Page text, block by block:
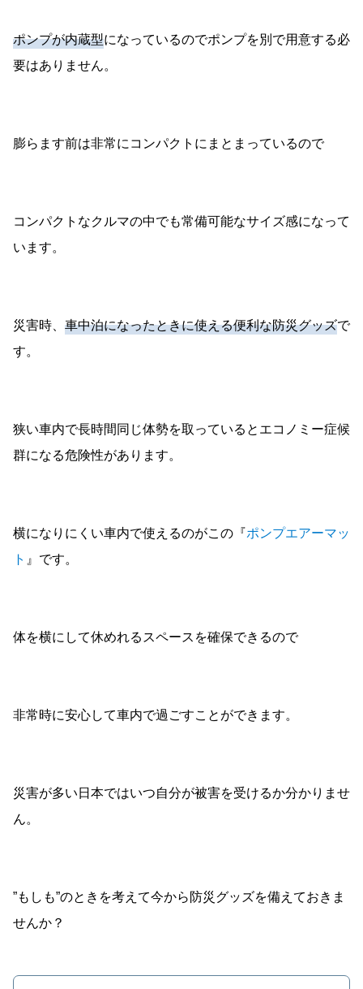
ポンプが内蔵型になっているのでポンプを別で用意する必
要はありません。
膨らます前は非常にコンパクトにまとまっているので
コンパクトなクルマの中でも常備可能なサイズ感になって
います。
災害時、 車中泊になったときに使える便利な防災グッズで
す。
狭い車内で長時間同じ体勢を取っているとエコノミー症候
群になる危険性があります。
横になりにくい車内で使えるのがこの『ポンプエアーマッ
ト 』です。
体を横にして休めれるスペースを確保できるので
非常時に安心して車内で過ごすことができます。
災害が多い日本ではいつ自分が被害を受けるか分かりませ
ん。
”もしも”のときを考えて今から防災グッズを備えておきま
せんか？